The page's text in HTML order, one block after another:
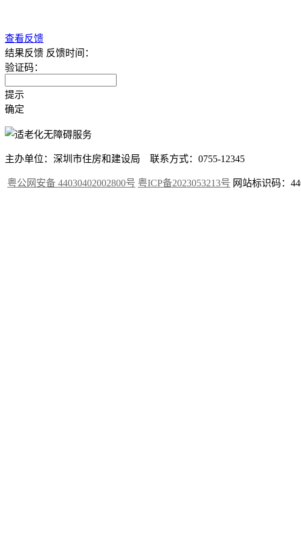
查看反馈
结果反馈 反馈时间：
验证码：
提示
确定
主办单位：深圳市住房和建设局 联系方式：0755-12345
粤公网安备 44030402002800号 粤ICP备2023053213号 网站标识码：